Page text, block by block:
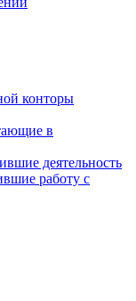
конторы
в
деятельность
работу с